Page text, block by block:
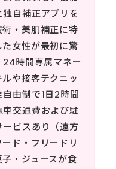
自補正アプリを
・美肌補正に特
女性が最初に驚
24時間専属マネー
や接客テクニッ
由制で1日2時間
交通費および駐
ビスあり（遠方
ド・フリードリ
・ジュースが食